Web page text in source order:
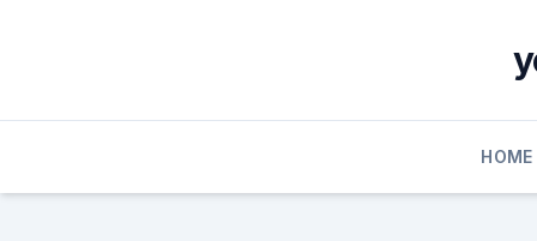
HOME